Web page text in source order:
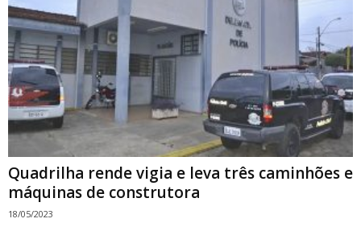
Quadrilha rende vigia e leva três caminhões e
máquinas de construtora
18/05/2023